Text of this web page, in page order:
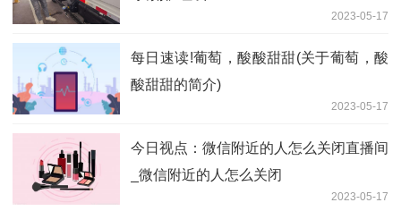
2023-05-17
每日速读!葡萄，酸酸甜甜(关于葡萄，酸
酸甜甜的简介)
2023-05-17
今日视点：微信附近的人怎么关闭直播间
_微信附近的人怎么关闭
2023-05-17